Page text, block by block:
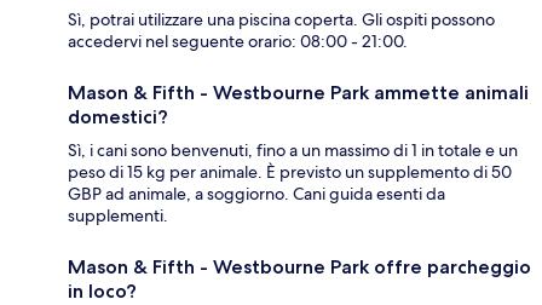
Sì, potrai utilizzare una piscina coperta. Gli ospiti possono
accedervi nel seguente orario: 08:00 - 21:00.
Mason & Fifth - Westbourne Park ammette animali
domestici?
Sì, i cani sono benvenuti, fino a un massimo di 1 in totale e un
peso di 15 kg per animale. È previsto un supplemento di 50
GBP ad animale, a soggiorno. Cani guida esenti da
supplementi.
Mason & Fifth - Westbourne Park offre parcheggio
in loco?